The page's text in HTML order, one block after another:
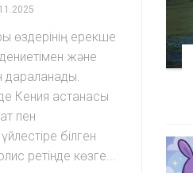
өздерінің ерекше
және
дараланады.
Кения астанасы
пен
білген
ретінде көзге...